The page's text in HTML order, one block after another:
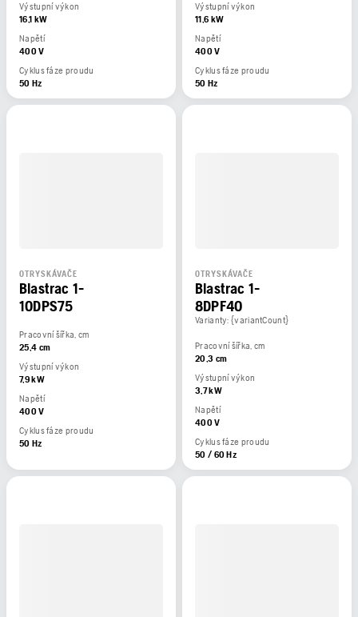
Výstupní výkon
16,1 kW
Napětí
400 V
Cyklus fáze proudu
50 Hz
Výstupní výkon
11,6 kW
Napětí
400 V
Cyklus fáze proudu
50 Hz
OTRYSKÁVAČE
Blastrac 1-
10DPS75
Pracovní šířka, cm
25,4 cm
Výstupní výkon
7,9 kW
Napětí
400 V
Cyklus fáze proudu
50 Hz
OTRYSKÁVAČE
Blastrac 1-
8DPF40
Varianty: {variantCount}
Pracovní šířka, cm
20,3 cm
Výstupní výkon
3,7 kW
Napětí
400 V
Cyklus fáze proudu
50 / 60 Hz